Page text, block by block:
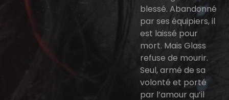
blessé. Abandonné
par ses équipiers, il
est laissé pour
mort. Mais Glass
refuse de mourir.
Seul, armé de sa
volonté et porté
par l’amour qu’il